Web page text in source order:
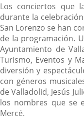
Los conciertos que
durante la
San Lorenzo se han
de la programación.
Ayuntamiento de
Turismo, Eventos y
diversión y
con géneros
de Valladolid, Jesús
los nombres que se
Mercé.